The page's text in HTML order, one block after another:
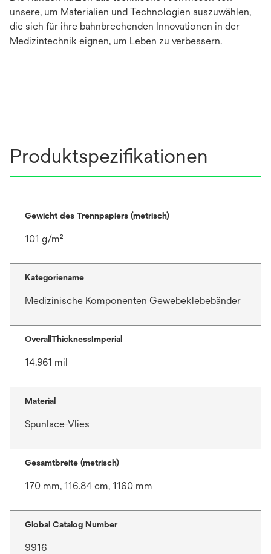
unsere, um Materialien und Technologien auszuwählen,
die sich für ihre bahnbrechenden Innovationen in der
Medizintechnik eignen, um Leben zu verbessern.
Produktspezifikationen
Gewicht des Trennpapiers (metrisch)
101 g/m²
Kategoriename
Medizinische Komponenten Gewebeklebebänder
OverallThicknessImperial
14.961 mil
Material
Spunlace-Vlies
Gesamtbreite (metrisch)
170 mm, 116.84 cm, 1160 mm
Global Catalog Number
9916